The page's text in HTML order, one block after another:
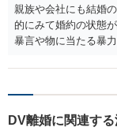
親族や会社にも結婚
的にみて婚約の状態
暴言や物に当たる暴
かった原因が専ら彼
よりますので何とも
DV離婚に関連す